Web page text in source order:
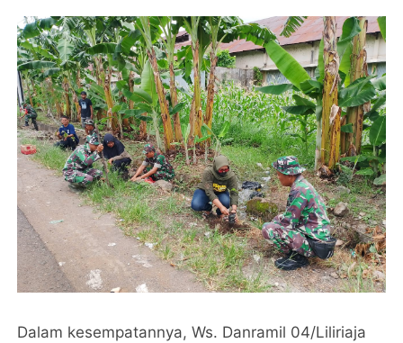
Dalam kesempatannya, Ws. Danramil 04/Liliriaja